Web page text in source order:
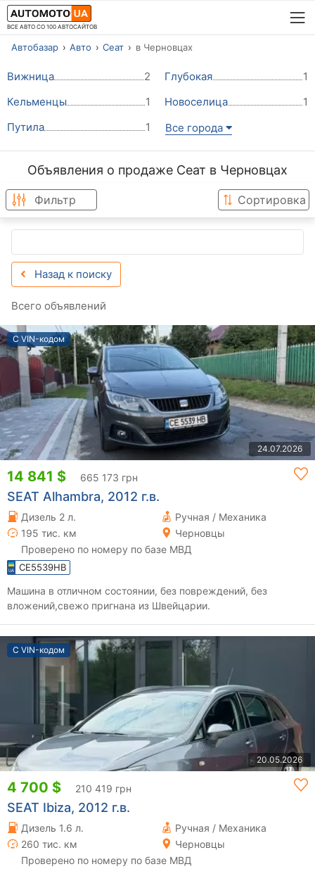
ВСЕ АВТО СО 100 АВТОСАЙТОВ
Автобазар Авто Сеат в Черновцах
Вижница 2 Глубокая
1
Кельменцы
1 Новоселица
1
Путила
1 Все города
Объявления о продаже Сеат в Черновцах
Фильтр Сортировка
Назад к поиску
Всего объявлений
С VIN-кодом
24.07.2026
14 841 $ 665 173 грн
SEAT Alhambra, 2012 г.в.
Дизель 2 л.
Ручная / Механика
195 тис. км
Черновцы
Проверено по номеру по базе МВД
CE5539HB
Машина в отличном состоянии, без повреждений, без
вложений,свежо пригнана из Швейцарии.
С VIN-кодом
20.05.2026
4 700 $ 210 419 грн
SEAT Ibiza, 2012 г.в.
Дизель 1.6 л.
Ручная / Механика
260 тис. км
Черновцы
Проверено по номеру по базе МВД